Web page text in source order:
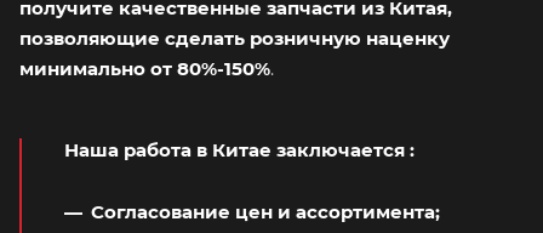
получите качественные запчасти из Китая,
позволяющие сделать розничную наценку
минимально от 80%-150%.
Наша работа в Китае заключается :
Согласование цен и ассортимента;